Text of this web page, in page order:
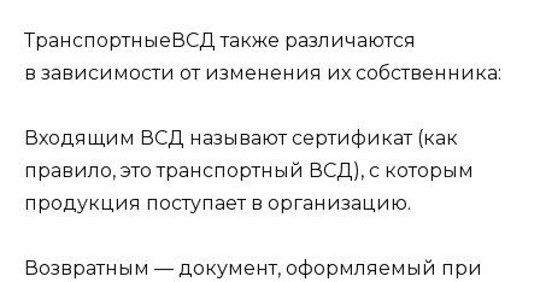
ТранспортныеВСД также различаются
в зависимости от изменения их собственника:
Входящим ВСД называют сертификат (как
правило, это транспортный ВСД), с которым
продукция поступает в организацию.
Возвратным — документ, оформляемый при